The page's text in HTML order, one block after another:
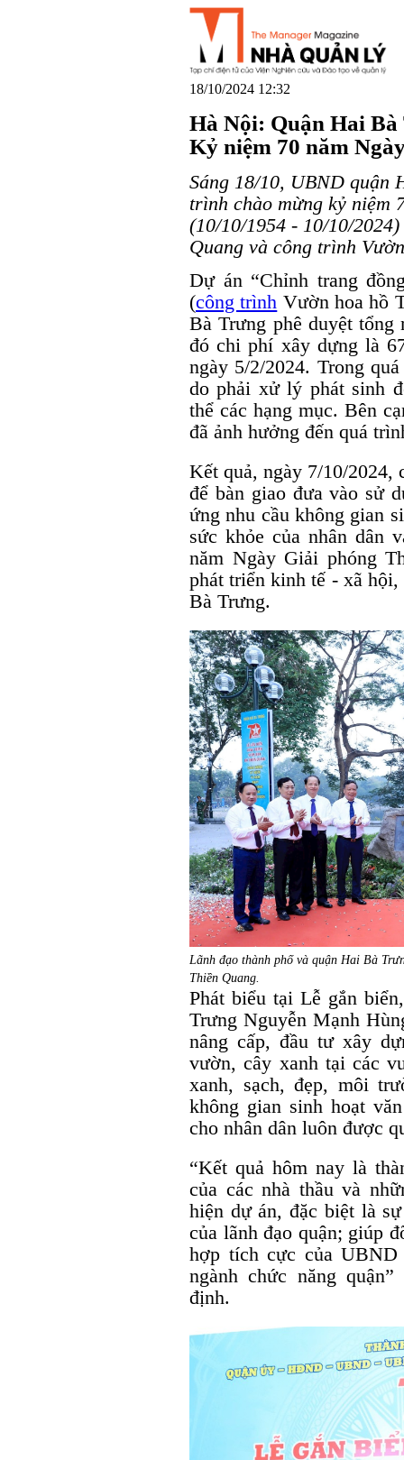
18/10/2024 12:32
Hà Nội: Quận Hai
Kỷ niệm 70 năm
Sáng 18/10, UBND quận
trình chào mừng kỷ niệm
(10/10/1954 - 10/10/
Quang và công trình
Dự án “Chỉnh trang
(công trình Vườn hoa hồ
Bà Trưng phê duyệt
đó chi phí xây dựng là
ngày 5/2/2024. Trong
do phải xử lý phát sinh
thể các hạng mục. Bên
đã ảnh hưởng đến quá
Kết quả, ngày 7/10/2024,
để bàn giao đưa vào sử
ứng nhu cầu không gian
sức khỏe của nhân dân
năm Ngày Giải phóng
phát triển kinh tế - xã
Bà Trưng.
Lãnh đạo thành phố và quận Hai Bà
Thiền Quang.
Phát biểu tại Lễ gắn
Trưng Nguyễn Mạnh
nâng cấp, đầu tư xây
vườn, cây xanh tại các
xanh, sạch, đẹp, môi
không gian sinh hoạt
cho nhân dân luôn được
“Kết quả hôm nay là
của các nhà thầu và
hiện dự án, đặc biệt là
của lãnh đạo quận; giúp
hợp tích cực của UBND
ngành chức năng
định.